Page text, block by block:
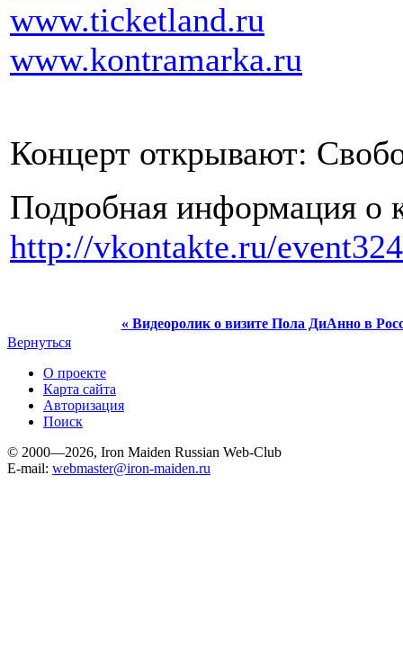
www.ticketland.ru
www.kontramarka.ru
Концерт открывают:
Подробная информация о
http://vkontakte.ru/
« Видеоролик о визите Пола ДиАнно в
Вернуться
О проекте
Карта сайта
Авторизация
Поиск
© 2000—2026, Iron Maiden Russian Web-Club
E-mail: webmaster@iron-maiden.ru